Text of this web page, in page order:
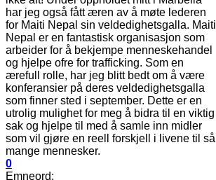
har jeg også fått æren av å møte lederen
for Maiti Nepal sin veldedighetsgalla. Maiti
Nepal er en fantastisk organisasjon som
arbeider for å bekjempe menneskehandel
og hjelpe ofre for trafficking. Som en
ærefull rolle, har jeg blitt bedt om å være
konferansier på deres veldedighetsgalla
som finner sted i september. Dette er en
utrolig mulighet for meg å bidra til en viktig
sak og hjelpe til med å samle inn midler
som vil gjøre en reell forskjell i livene til så
mange mennesker.
0
Emneord: